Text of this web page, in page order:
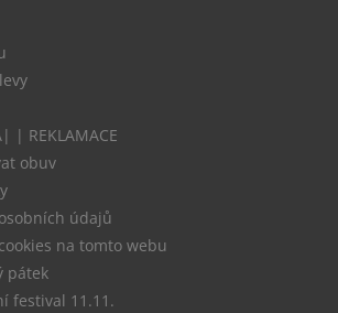
| REKLAMACE
obuv
údajů
na tomto webu
pátek
festival 11.11.